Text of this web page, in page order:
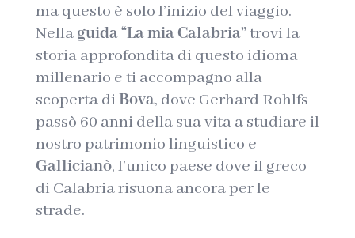
ma questo è solo l’inizio del viaggio.
Nella guida “La mia Calabria”trovi la
storia approfondita di questo idioma
millenario e ti accompagno alla
scoperta di Bova, dove Gerhard Rohlfs
passò 60 anni della sua vita a studiare il
nostro patrimonio linguistico e
Gallicianò, l’unico paese dove il greco
di Calabria risuona ancora per le
strade.